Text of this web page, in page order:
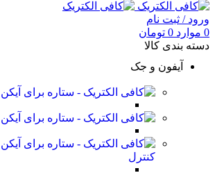
ورود / ثبت نام
0 موارد 0 تومان
دسته بندی کالا
آیفون و جک
کنترل